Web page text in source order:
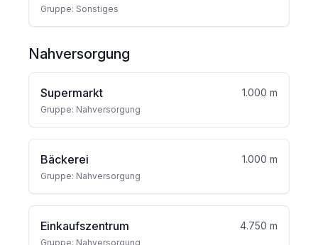
Gruppe: Sonstiges
Nahversorgung
Supermarkt 1.000 m
Gruppe: Nahversorgung
Bäckerei 1.000 m
Gruppe: Nahversorgung
Einkaufszentrum 4.750 m
Gruppe: Nahversorgung